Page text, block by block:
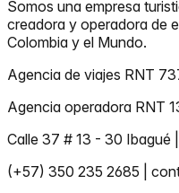
Somos una empresa
creadora y operadora de
Colombia y el Mundo.
Agencia de viajes RNT
Agencia operadora RNT
Calle 37 # 13 - 30 Ibagué
(+57) 350 235 2685 |